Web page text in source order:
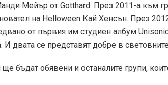
Мейър от Gotthard. През 2011-а към
на Helloween Кай Хенсън. През
от първия им студиен албум
И двата се представят добре в
бъдат обявени и останалите групи,